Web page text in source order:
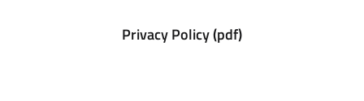
Privacy Policy (pdf)